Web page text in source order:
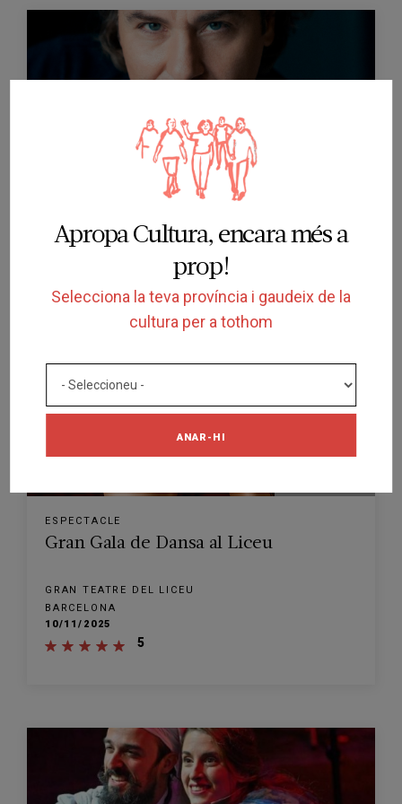
Apropa Cultura, encara més a
prop!
Selecciona la teva província i gaudeix de la
cultura per a tothom
ANAR-HI
Roberto Alagna canta Puccini
GRAN TEATRE DEL LICEU
ESPECTACLE
Gran Gala de Dansa al Liceu
GRAN TEATRE DEL LICEU
BARCELONA
10/11/2025
5